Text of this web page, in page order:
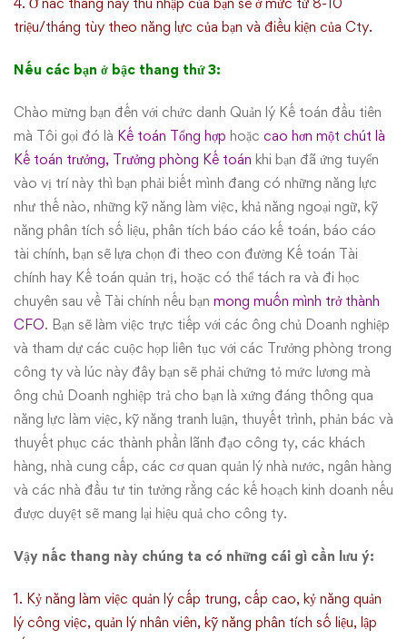
triệu/tháng tùy theo năng lực của bạn và điều kiện của Cty.
Nếu các bạn ở bậc thang thứ 3:
Chào mừng bạn đến với chức danh Quản lý Kế toán đầu tiên
mà Tôi gọi đó là Kế toán Tổng hợp hoặc cao hơn một chút là
Kế toán trưởng, Trưởng phòng Kế toán khi bạn đã ứng tuyển
vào vị trí này thì bạn phải biết mình đang có những năng lực
như thế nào, những kỹ năng làm việc, khả năng ngoại ngữ, kỹ
năng phân tích số liệu, phân tích báo cáo kế toán, báo cáo
tài chính, bạn sẽ lựa chọn đi theo con đường Kế toán Tài
chính hay Kế toán quản trị, hoặc có thể tách ra và đi học
chuyên sau về Tài chính nếu bạn mong muốn mình trở thành
CFO. Bạn sẽ làm việc trực tiếp với các ông chủ Doanh nghiệp
và tham dự các cuộc họp liên tục với các Trưởng phòng trong
công ty và lúc này đây bạn sẽ phải chứng tỏ mức lương mà
ông chủ Doanh nghiệp trả cho bạn là xứng đáng thông qua
năng lực làm việc, kỹ năng tranh luận, thuyết trình, phản bác và
thuyết phục các thành phần lãnh đạo công ty, các khách
hàng, nhà cung cấp, các cơ quan quản lý nhà nước, ngân hàng
và các nhà đầu tư tin tưởng rằng các kế hoạch kinh doanh nếu
được duyệt sẽ mang lại hiệu quả cho công ty.
Vậy nấc thang này chúng ta có những cái gì cần lưu ý:
1. Kỷ năng làm việc quản lý cấp trung, cấp cao, kỷ năng quản
lý công việc, quản lý nhân viên, kỹ năng phân tích số liệu, lập